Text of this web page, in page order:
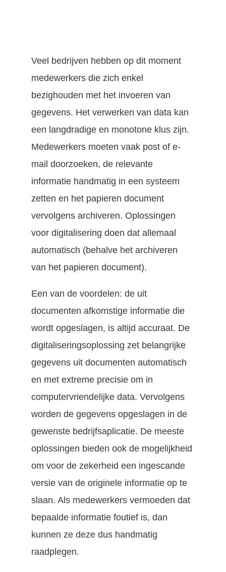
Veel bedrijven hebben op dit moment
medewerkers die zich enkel
bezighouden met het invoeren van
gegevens. Het verwerken van data kan
een langdradige en monotone klus zijn.
Medewerkers moeten vaak post of e-
mail doorzoeken, de relevante
informatie handmatig in een systeem
zetten en het papieren document
vervolgens archiveren. Oplossingen
voor digitalisering doen dat allemaal
automatisch (behalve het archiveren
van het papieren document).
Een van de voordelen: de uit
documenten afkomstige informatie die
wordt opgeslagen, is altijd accuraat. De
digitaliseringsoplossing zet belangrijke
gegevens uit documenten automatisch
en met extreme precisie om in
computervriendelijke data. Vervolgens
worden de gegevens opgeslagen in de
gewenste bedrijfsaplicatie. De meeste
oplossingen bieden ook de mogelijkheid
om voor de zekerheid een ingescande
versie van de originele informatie op te
slaan. Als medewerkers vermoeden dat
bepaalde informatie foutief is, dan
kunnen ze deze dus handmatig
raadplegen.